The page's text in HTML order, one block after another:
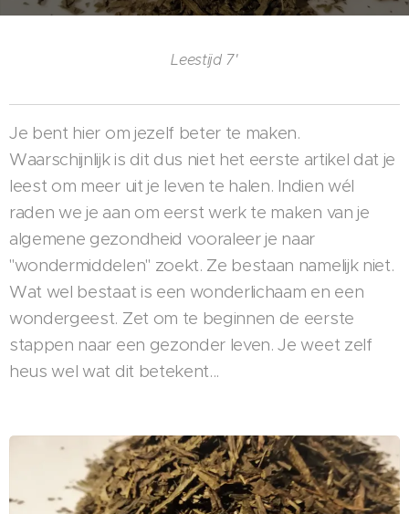
Leestijd 7'
Je bent hier om jezelf beter te maken.
Waarschijnlijk is dit dus niet het eerste artikel dat je
leest om meer uit je leven te halen. Indien wél
raden we je aan om eerst werk te maken van je
algemene gezondheid vooraleer je naar
"wondermiddelen" zoekt. Ze bestaan namelijk niet.
Wat wel bestaat is een wonderlichaam en een
wondergeest. Zet om te beginnen de eerste
stappen naar een gezonder leven. Je weet zelf
heus wel wat dit betekent...